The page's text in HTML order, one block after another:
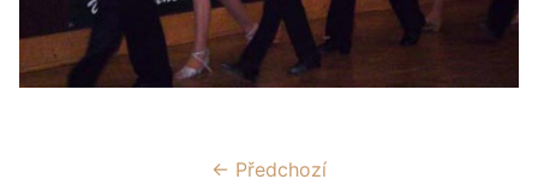
← Předchozí